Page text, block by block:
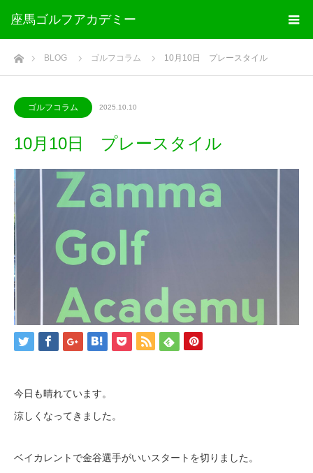
座馬ゴルフアカデミー
ホームBLOG ゴルフコラム 10月10日 プレースタイル
ゴルフコラム 2025.10.10
10月10日 プレースタイル
今日も晴れています。
涼しくなってきました。
ベイカレントで金谷選手がいいスタートを切りました。